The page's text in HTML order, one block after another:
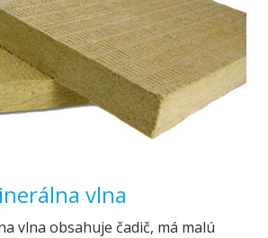
vlna
vlna obsahuje čadič, má malú